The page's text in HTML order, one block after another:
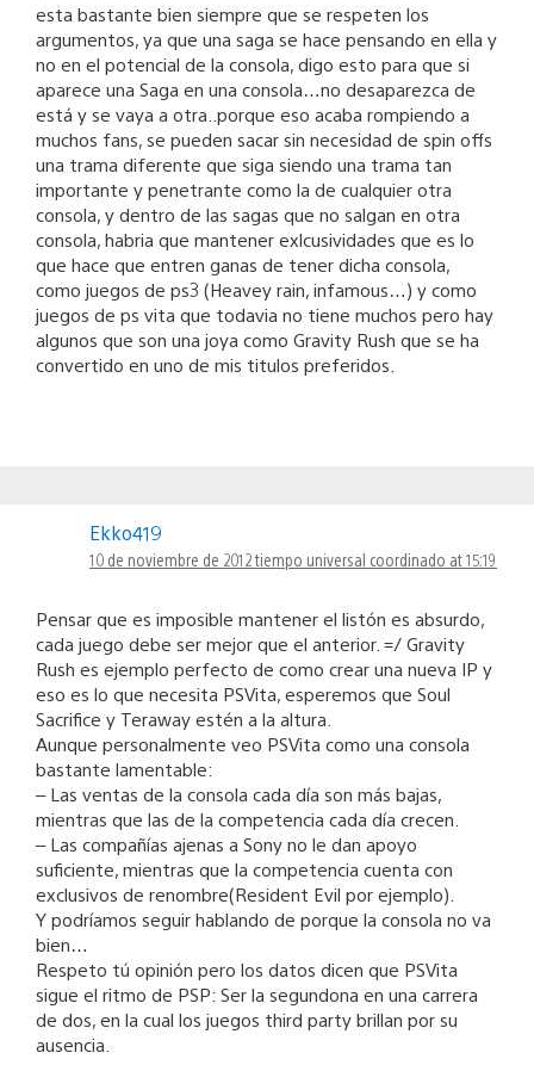
esta bastante bien siempre que se respeten los
argumentos, ya que una saga se hace pensando en ella y
no en el potencial de la consola, digo esto para que si
aparece una Saga en una consola…no desaparezca de
está y se vaya a otra..porque eso acaba rompiendo a
muchos fans, se pueden sacar sin necesidad de spin offs
una trama diferente que siga siendo una trama tan
importante y penetrante como la de cualquier otra
consola, y dentro de las sagas que no salgan en otra
consola, habria que mantener exlcusividades que es lo
que hace que entren ganas de tener dicha consola,
como juegos de ps3 (Heavey rain, infamous…) y como
juegos de ps vita que todavia no tiene muchos pero hay
algunos que son una joya como Gravity Rush que se ha
convertido en uno de mis titulos preferidos.
Ekko419
10 de noviembre de 2012 tiempo universal coordinado at 15:19
Pensar que es imposible mantener el listón es absurdo,
cada juego debe ser mejor que el anterior. =/ Gravity
Rush es ejemplo perfecto de como crear una nueva IP y
eso es lo que necesita PSVita, esperemos que Soul
Sacrifice y Teraway estén a la altura.
Aunque personalmente veo PSVita como una consola
bastante lamentable:
– Las ventas de la consola cada día son más bajas,
mientras que las de la competencia cada día crecen.
– Las compañías ajenas a Sony no le dan apoyo
suficiente, mientras que la competencia cuenta con
exclusivos de renombre(Resident Evil por ejemplo).
Y podríamos seguir hablando de porque la consola no va
bien…
Respeto tú opinión pero los datos dicen que PSVita
sigue el ritmo de PSP: Ser la segundona en una carrera
de dos, en la cual los juegos third party brillan por su
ausencia.